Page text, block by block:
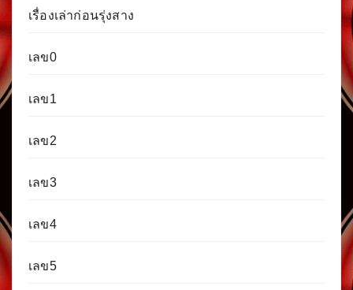
เรื่องเล่าก่อนรุ่งสาง
เลข0
เลข1
เลข2
เลข3
เลข4
เลข5